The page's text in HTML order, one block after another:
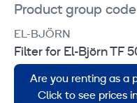
Product group
EL-BJÖRN
Filter for El-Björn TF
water-circulating fan
mm.
Are you renting as a
Click to see prices